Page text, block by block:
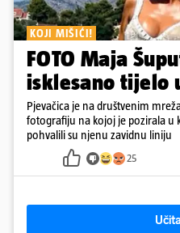
KOJI MIŠIĆI!
FOTO Maja
isklesano tijelo
Pjevačica je na društvenim
fotografiju na kojoj je pozirala u
pohvalili su njenu zavidnu liniju
25